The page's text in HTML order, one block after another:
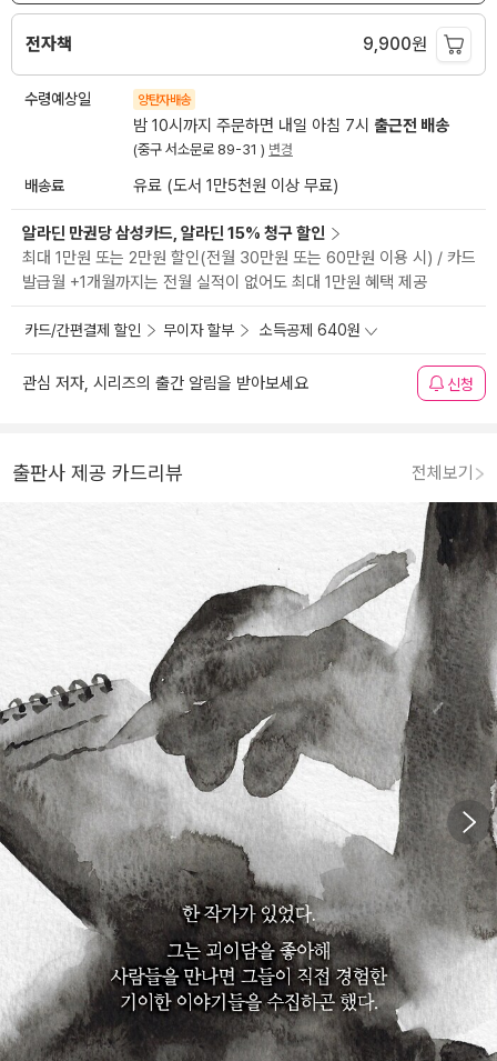
전자책 9,900원
수령예상일 양탄자배송
밤 10시까지 주문하면 내일 아침 7시 출근전 배송
(중구 서소문로 89-31 ) 변경
배송료 유료 (도서 1만5천원 이상 무료)
알라딘 만권당 삼성카드, 알라딘 15% 청구 할인
최대 1만원 또는 2만원 할인(전월 30만원 또는 60만원 이용 시) / 카드
발급월 +1개월까지는 전월 실적이 없어도 최대 1만원 혜택 제공
카드/간편결제 할인 무이자 할부 소득공제 640원
관심 저자, 시리즈의 출간 알림을 받아보세요 신청
출판사 제공 카드리뷰 전체보기